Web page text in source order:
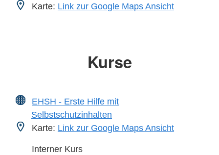
Karte: Link zur Google Maps Ansicht
Kurse
EHSH - Erste Hilfe mit
Selbstschutzinhalten
Karte: Link zur Google Maps Ansicht
Interner Kurs